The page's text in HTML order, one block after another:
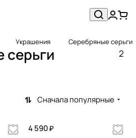
Украшения Серебряные серьги
серьги
2
Сначала популярные
4 590 ₽